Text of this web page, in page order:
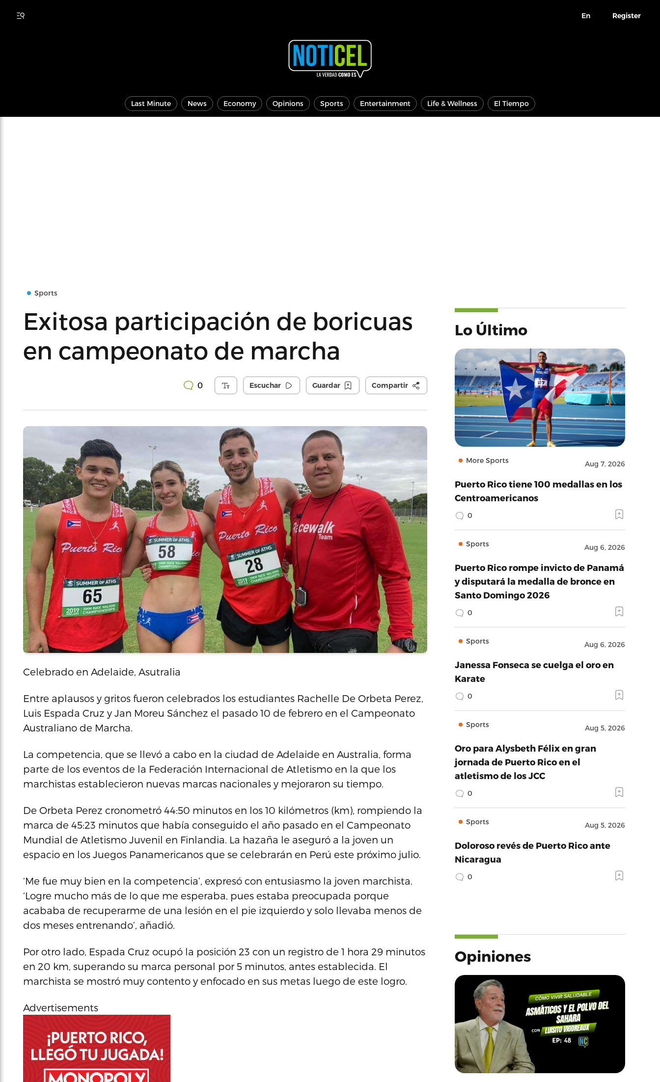
En Register
Last Minute News Economy Opinions Sports Entertainment Life & Wellness El Tiempo
Sports
Exitosa participación de boricuas
en campeonato de marcha
0 Escuchar Guardar Compartir
Celebrado en Adelaide, Asutralia
Entre aplausos y gritos fueron celebrados los estudiantes Rachelle De Orbeta Perez,
Luis Espada Cruz y Jan Moreu Sánchez el pasado 10 de febrero en el Campeonato
Australiano de Marcha.
La competencia, que se llevó a cabo en la ciudad de Adelaide en Australia, forma
parte de los eventos de la Federación Internacional de Atletismo en la que los
marchistas establecieron nuevas marcas nacionales y mejoraron su tiempo.
De Orbeta Perez cronometró 44:50 minutos en los 10 kilómetros (km), rompiendo la
marca de 45:23 minutos que había conseguido el año pasado en el Campeonato
Mundial de Atletismo Juvenil en Finlandia. La hazaña le aseguró a la joven un
espacio en los Juegos Panamericanos que se celebrarán en Perú este próximo julio.
‘Me fue muy bien en la competencia’, expresó con entusiasmo la joven marchista.
‘Logre mucho más de lo que me esperaba, pues estaba preocupada porque
acababa de recuperarme de una lesión en el pie izquierdo y solo llevaba menos de
dos meses entrenando’, añadió.
Por otro lado, Espada Cruz ocupó la posición 23 con un registro de 1 hora 29 minutos
en 20 km, superando su marca personal por 5 minutos, antes establecida. El
marchista se mostró muy contento y enfocado en sus metas luego de este logro.
Advertisements
Lo Último
More Sports Aug 7, 2026
Puerto Rico tiene 100 medallas en los
Centroamericanos
0
Sports Aug 6, 2026
Puerto Rico rompe invicto de Panamá
y disputará la medalla de bronce en
Santo Domingo 2026
0
Sports Aug 6, 2026
Janessa Fonseca se cuelga el oro en
Karate
0
Sports Aug 5, 2026
Oro para Alysbeth Félix en gran
jornada de Puerto Rico en el
atletismo de los JCC
0
Sports Aug 5, 2026
Doloroso revés de Puerto Rico ante
Nicaragua
0
Opiniones